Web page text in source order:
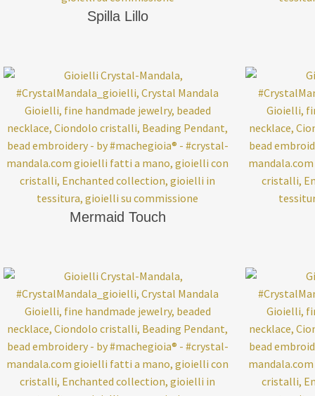
Spilla Lillo
Mermaid Touch